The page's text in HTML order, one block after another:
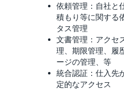
依頼管理：自社と
積もり等に関する
タス管理
文書管理：アクセ
理、期限管理、履
ージの管理、等
統合認証：仕入先
定的なアクセス